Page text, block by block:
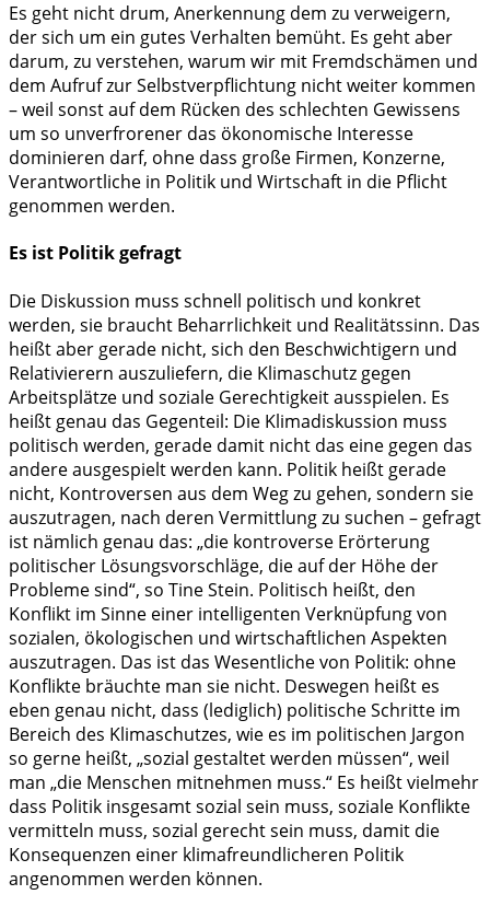
Es geht nicht drum, Anerkennung dem zu verweigern,
der sich um ein gutes Verhalten bemüht. Es geht aber
darum, zu verstehen, warum wir mit Fremdschämen und
dem Aufruf zur Selbstverpflichtung nicht weiter kommen
– weil sonst auf dem Rücken des schlechten Gewissens
um so unverfrorener das ökonomische Interesse
dominieren darf, ohne dass große Firmen, Konzerne,
Verantwortliche in Politik und Wirtschaft in die Pflicht
genommen werden.
Es ist Politik gefragt
Die Diskussion muss schnell politisch und konkret
werden, sie braucht Beharrlichkeit und Realitätssinn. Das
heißt aber gerade nicht, sich den Beschwichtigern und
Relativierern auszuliefern, die Klimaschutz gegen
Arbeitsplätze und soziale Gerechtigkeit ausspielen. Es
heißt genau das Gegenteil: Die Klimadiskussion muss
politisch werden, gerade damit nicht das eine gegen das
andere ausgespielt werden kann. Politik heißt gerade
nicht, Kontroversen aus dem Weg zu gehen, sondern sie
auszutragen, nach deren Vermittlung zu suchen – gefragt
ist nämlich genau das: „die kontroverse Erörterung
politischer Lösungsvorschläge, die auf der Höhe der
Probleme sind“, so Tine Stein. Politisch heißt, den
Konflikt im Sinne einer intelligenten Verknüpfung von
sozialen, ökologischen und wirtschaftlichen Aspekten
auszutragen. Das ist das Wesentliche von Politik: ohne
Konflikte bräuchte man sie nicht. Deswegen heißt es
eben genau nicht, dass (lediglich) politische Schritte im
Bereich des Klimaschutzes, wie es im politischen Jargon
so gerne heißt, „sozial gestaltet werden müssen“, weil
man „die Menschen mitnehmen muss.“ Es heißt vielmehr
dass Politik insgesamt sozial sein muss, soziale Konflikte
vermitteln muss, sozial gerecht sein muss, damit die
Konsequenzen einer klimafreundlicheren Politik
angenommen werden können.